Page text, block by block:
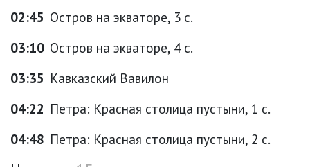
02:45 Остров на экваторе, 3 с.
03:10 Остров на экваторе, 4 с.
03:35 Кавказский Вавилон
04:22 Петра: Красная столица пустыни, 1 с.
04:48 Петра: Красная столица пустыни, 2 с.